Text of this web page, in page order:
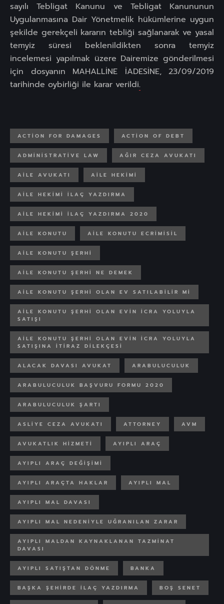
sayılı Tebligat Kanunu ve Tebligat Kanununun
Uygulanmasına Dair Yönetmelik hükümlerine uygun
şekilde gerekçeli kararın tebliği sağlanarak ve yasal
temyiz süresi beklenildikten sonra temyiz
incelemesi yapılmak üzere Dairemize gönderilmesi
için dosyanın MAHALLİNE İADESİNE, 23/09/2019
tarihinde oybirliği ile karar verildi.
ACTION FOR DAMAGES ACTION OF DEBT
ADMINISTRATIVE LAW AĞIR CEZA AVUKATI
AILE AVUKATI AILE HEKIMI
AILE HEKIMI ILAÇ YAZDIRMA
AILE HEKIMI ILAÇ YAZDIRMA 2020
AILE KONUTU AILE KONUTU ECRIMISIL
AILE KONUTU ŞERHI
AILE KONUTU ŞERHI NE DEMEK
AILE KONUTU ŞERHI OLAN EV SATILABILIR MI
AILE KONUTU ŞERHI OLAN EVIN ICRA YOLUYLA
SATIŞI
AILE KONUTU ŞERHI OLAN EVIN ICRA YOLUYLA
SATIŞINA ITIRAZ DILEKÇESI
ALACAK DAVASI AVUKAT ARABULUCULUK
ARABULUCULUK BAŞVURU FORMU 2020
ARABULUCULUK ŞARTI
ASLIYE CEZA AVUKATI ATTORNEY AVM
AVUKATLIK HIZMETI AYIPLI ARAÇ
AYIPLI ARAÇ DEĞIŞIMI
AYIPLI ARAÇTA HAKLAR AYIPLI MAL
AYIPLI MAL DAVASI
AYIPLI MAL NEDENIYLE UĞRANILAN ZARAR
AYIPLI MALDAN KAYNAKLANAN TAZMINAT
DAVASI
AYIPLI SATIŞTAN DÖNME BANKA
BAŞKA ŞEHIRDE ILAÇ YAZDIRMA BOŞ SENET